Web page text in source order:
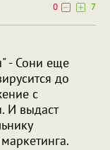
0
7
- Сони еще
до
с
И выдаст